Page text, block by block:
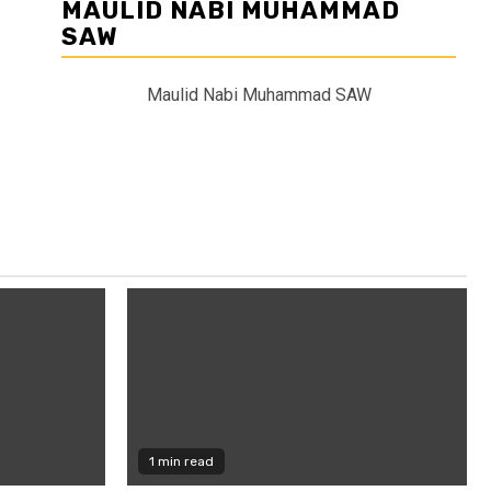
MAULID NABI MUHAMMAD
SAW
Maulid Nabi Muhammad SAW
1 min read